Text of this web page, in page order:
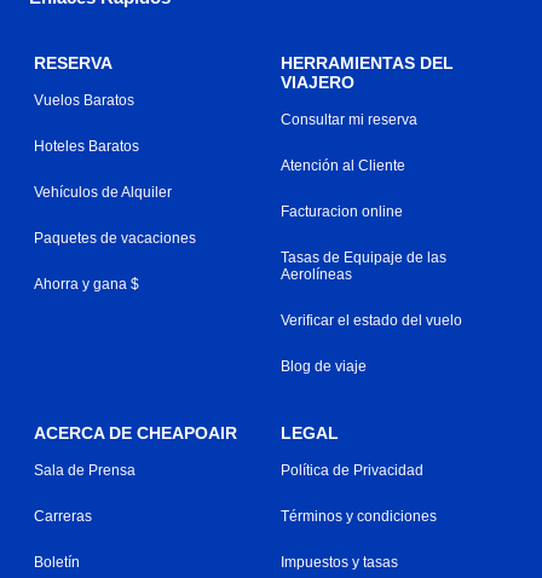
RESERVA
Vuelos Baratos
Hoteles Baratos
Vehículos de Alquiler
Paquetes de vacaciones
Ahorra y gana $
HERRAMIENTAS DEL
VIAJERO
Consultar mi reserva
Atención al Cliente
Facturacion online
Tasas de Equipaje de las
Aerolíneas
Verificar el estado del vuelo
Blog de viaje
ACERCA DE CHEAPOAIR
Sala de Prensa
Carreras
Boletín
LEGAL
Política de Privacidad
Términos y condiciones
Impuestos y tasas